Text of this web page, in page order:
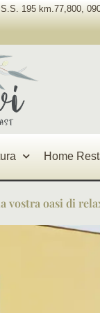
195 km.77,800,
Home
vostra oasi di